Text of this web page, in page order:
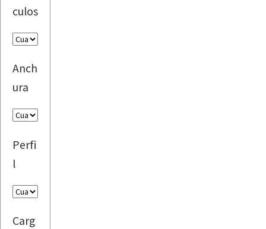
culos
Anch
ura
Perfi
l
Carg